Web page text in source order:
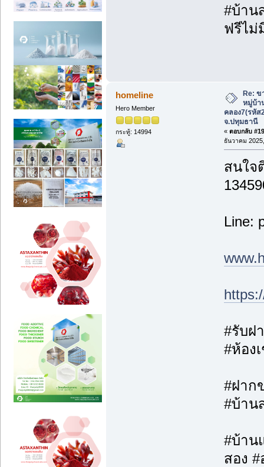
#บ้าน
ฟรีไม่
homeline
Hero Member
กระทู้: 14994
Re: ข
หมู่บ้า
คลอง7(รหัส
จ.ปทุมธานี
« ตอบกลับ
ธันวาคม
สนใจ
Line:
#รับฝ
#ห้อง
#ฝาก
#บ้าน
#บ้าน
สอง